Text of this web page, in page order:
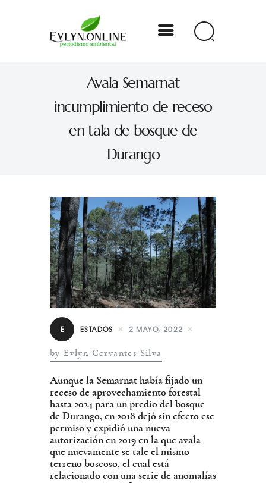
Avala Semarnat
incumplimiento de receso
en tala de bosque de
Durango
Evlyn Online
Periodismo para autogobernarse
Internacional
Nacional
Especial
Opinión
Contacto
E ESTADOS 2 MAYO, 2022
by Evlyn Cervantes Silva
Aunque la Semarnat había fijado un
receso de aprovechamiento forestal
hasta 2024 para un predio del bosque
de Durango, en 2018 dejó sin efecto ese
permiso y expidió una nueva
autorización en 2019 en la que avala
que nuevamente se tale el mismo
terreno boscoso, el cual está
relacionado con una serie de anomalías